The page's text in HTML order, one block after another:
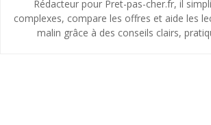
Rédacteur pour Pret-pas-cher.fr, il
complexes, compare les offres et aide les
malin grâce à des conseils clairs,